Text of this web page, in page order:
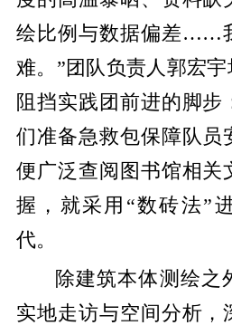
绘比例与数据偏差……
难。”团队负责人郭宏
阻挡实践团前进的脚步
们准备急救包保障队员
便广泛查阅图书馆相关
握，就采用“数砖法”
代。
除建筑本体测绘之
实地走访与空间分析，